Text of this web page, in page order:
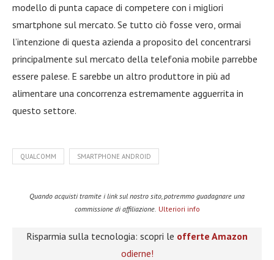
modello di punta capace di competere con i migliori
smartphone sul mercato. Se tutto ciò fosse vero, ormai
l’intenzione di questa azienda a proposito del concentrarsi
principalmente sul mercato della telefonia mobile parrebbe
essere palese. E sarebbe un altro produttore in più ad
alimentare una concorrenza estremamente agguerrita in
questo settore.
QUALCOMM SMARTPHONE ANDROID
Quando acquisti tramite i link sul nostro sito, potremmo guadagnare una
commissione di affiliazione. Ulteriori info
Risparmia sulla tecnologia: scopri le offerte Amazon
odierne!